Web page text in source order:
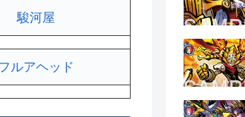
駿河屋
フルアヘッド